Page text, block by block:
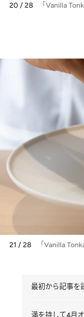
20 / 28 「Vanilla
21 / 28 「Vanilla
最初から記事を